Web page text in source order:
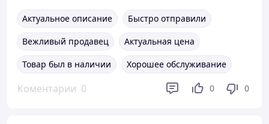
Актуальное описание
Быстро отправили
Вежливый продавец
Актуальная цена
Товар был в наличии
Хорошее обслуживание
Коментарии 0 0 0